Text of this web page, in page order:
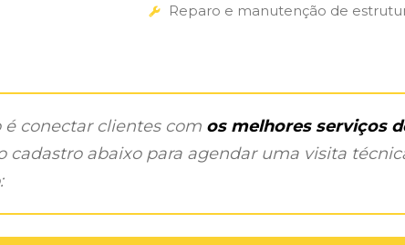
Reparo e manutenção de
é conectar clientes com os melhores serviços
cadastro abaixo para agendar uma visita